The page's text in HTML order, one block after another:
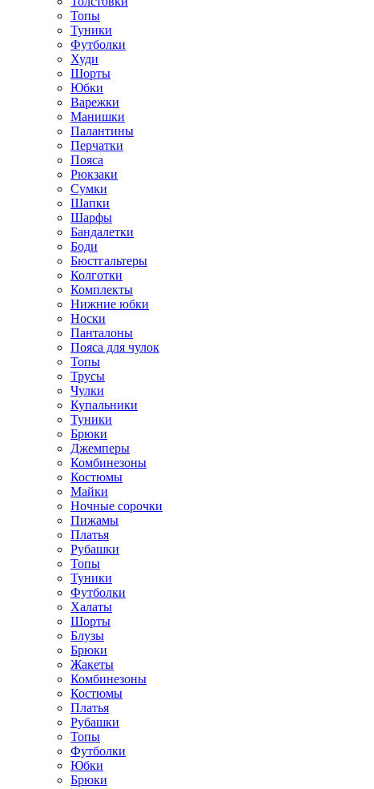
Топы
Туники
Футболки
Худи
Шорты
Юбки
Варежки
Манишки
Палантины
Перчатки
Пояса
Рюкзаки
Сумки
Шапки
Шарфы
Бандалетки
Боди
Бюстгальтеры
Колготки
Комплекты
Нижние юбки
Носки
Панталоны
Поясa для чулок
Топы
Трусы
Чулки
Купальники
Туники
Брюки
Джемперы
Комбинезоны
Костюмы
Майки
Ночные сорочки
Пижамы
Платья
Рубашки
Топы
Туники
Футболки
Халаты
Шорты
Блузы
Брюки
Жакеты
Комбинезоны
Костюмы
Платья
Рубашки
Топы
Футболки
Юбки
Брюки